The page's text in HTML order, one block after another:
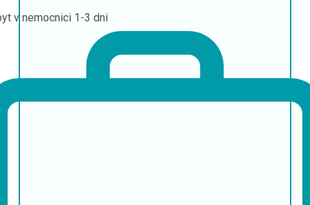
v nemocnici 1-3 dni